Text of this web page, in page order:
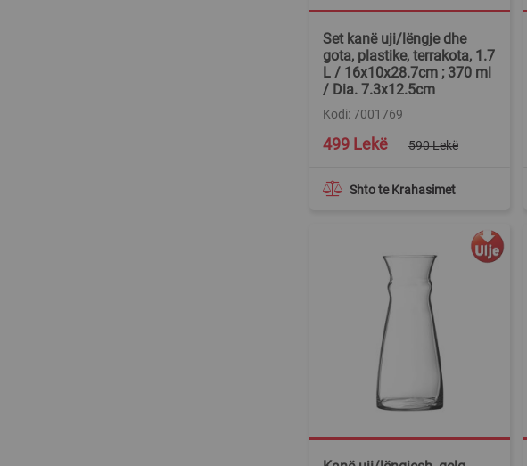
Set kanë uji/lëngje dhe
gota, plastike, terrakota, 1.7
L / 16x10x28.7cm ; 370 ml
/ Dia. 7.3x12.5cm
Kodi: 7001769
Shto te Krahasimet
Special
Price
499 Lekë 590 Lekë